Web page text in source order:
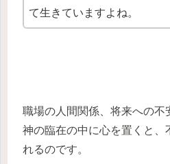
て生きていますよね。
職場の人間関係、将来への
神の臨在の中に心を置くと、
れるのです。